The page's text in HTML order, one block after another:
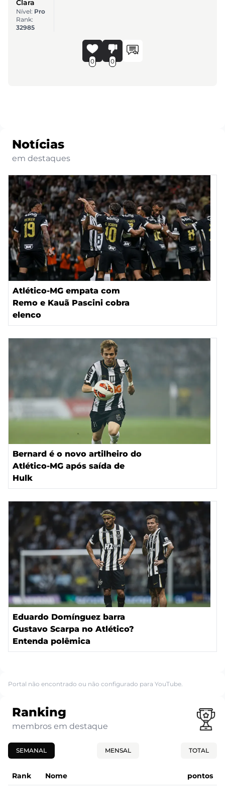
Clara
Nível: Pro
Rank:
32985
0 0
Notícias
em destaques
Atlético-MG empata com
Remo e Kauã Pascini cobra
elenco
Bernard é o novo artilheiro do
Atlético-MG após saída de
Hulk
Eduardo Domínguez barra
Gustavo Scarpa no Atlético?
Entenda polêmica
Portal não encontrado ou não configurado para YouTube.
Ranking
membros em destaque
SEMANAL MENSAL TOTAL
Rank Nome pontos